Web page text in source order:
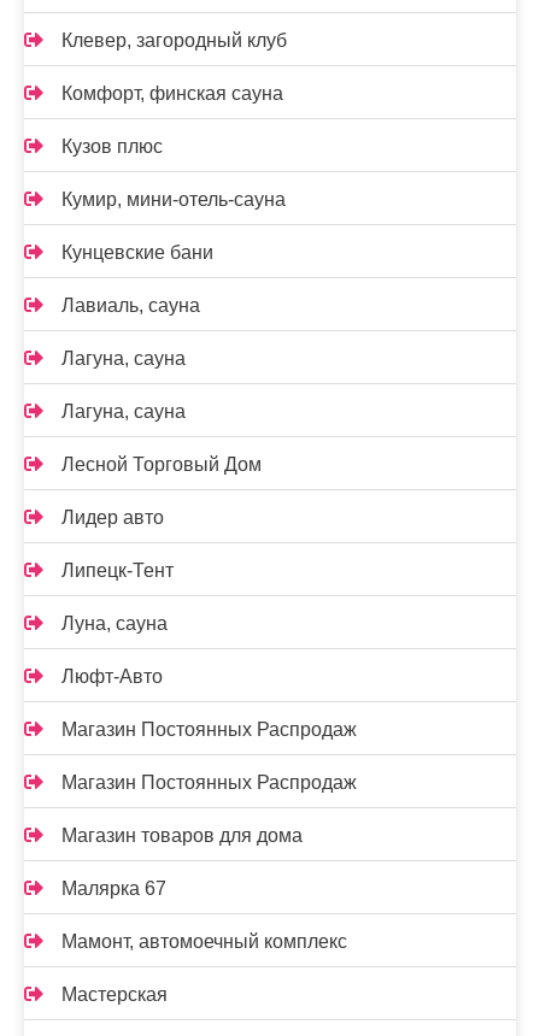
Клевер, загородный клуб
Комфорт, финская сауна
Кузов плюс
Кумир, мини-отель-сауна
Кунцевские бани
Лавиаль, сауна
Лагуна, сауна
Лагуна, сауна
Лесной Торговый Дом
Лидер авто
Липецк-Тент
Луна, сауна
Люфт-Авто
Магазин Постоянных Распродаж
Магазин Постоянных Распродаж
Магазин товаров для дома
Малярка 67
Мамонт, автомоечный комплекс
Мастерская